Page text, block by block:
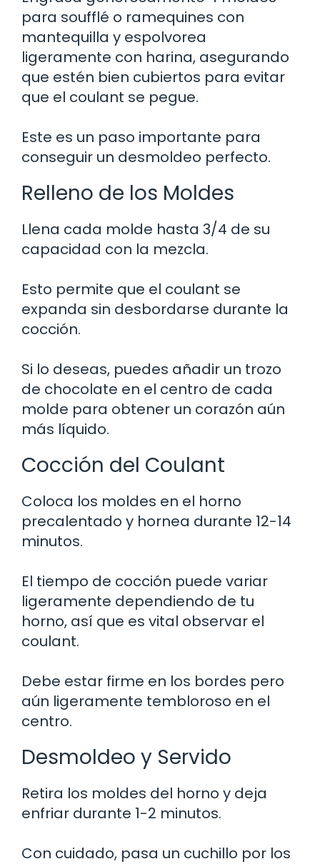
para soufflé o ramequines con
mantequilla y espolvorea
ligeramente con harina, asegurando
que estén bien cubiertos para evitar
que el coulant se pegue.
Este es un paso importante para
conseguir un desmoldeo perfecto.
Relleno de los Moldes
Llena cada molde hasta 3/4 de su
capacidad con la mezcla.
Esto permite que el coulant se
expanda sin desbordarse durante la
cocción.
Si lo deseas, puedes añadir un trozo
de chocolate en el centro de cada
molde para obtener un corazón aún
más líquido.
Cocción del Coulant
Coloca los moldes en el horno
precalentado y hornea durante 12-14
minutos.
El tiempo de cocción puede variar
ligeramente dependiendo de tu
horno, así que es vital observar el
coulant.
Debe estar firme en los bordes pero
aún ligeramente tembloroso en el
centro.
Desmoldeo y Servido
Retira los moldes del horno y deja
enfriar durante 1-2 minutos.
Con cuidado, pasa un cuchillo por los